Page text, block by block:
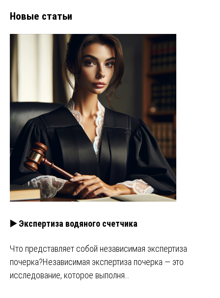
Новые статьи
▶️ Экспертиза водяного счетчика
Что представляет собой независимая экспертиза
почерка?Независимая экспертиза почерка — это
исследование, которое выполня…